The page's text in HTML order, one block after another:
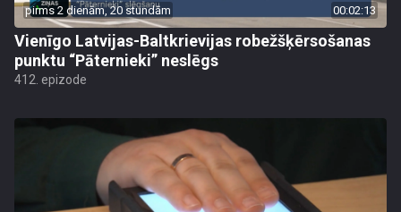
pirms 2 dienām, 20 stundām 00:02:13
Vienīgo Latvijas-Baltkrievijas robežšķērsošanas
punktu “Pāternieki” neslēgs
412. epizode